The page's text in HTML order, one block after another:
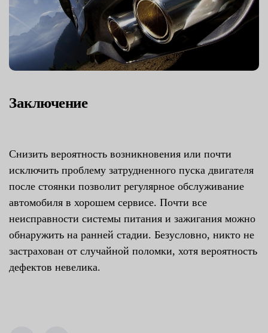
Заключение
Снизить вероятность возникновения или почти
исключить проблему затрудненного пуска двигателя
после стоянки позволит регулярное обслуживание
автомобиля в хорошем сервисе. Почти все
неисправности системы питания и зажигания можно
обнаружить на ранней стадии. Безусловно, никто не
застрахован от случайной поломки, хотя вероятность
дефектов невелика.